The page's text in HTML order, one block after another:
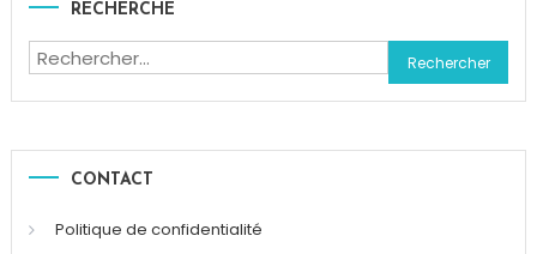
RECHERCHE
Rechercher :
CONTACT
Politique de confidentialité